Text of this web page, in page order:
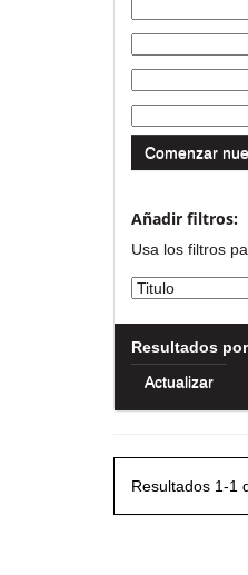
Comenzar
Añadir filtros:
Usa los filtros
Resultados
Resultados 1-1